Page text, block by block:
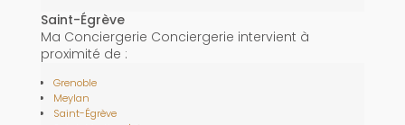
Saint-Égrève
Ma Conciergerie Conciergerie intervient à
proximité de :
Grenoble
Meylan
Saint-Égrève